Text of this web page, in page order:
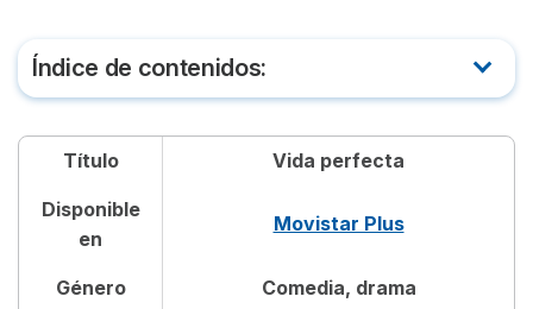
Índice de contenidos:
Dónde ver la serie Vida Perfecta
Reparto de la serie Vida Perfecta
Título Vida perfecta
Disponible
en
Movistar Plus
Género Comedia, drama